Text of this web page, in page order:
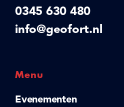
0345 630 480
info@geofort.nl
Menu
Evenementen